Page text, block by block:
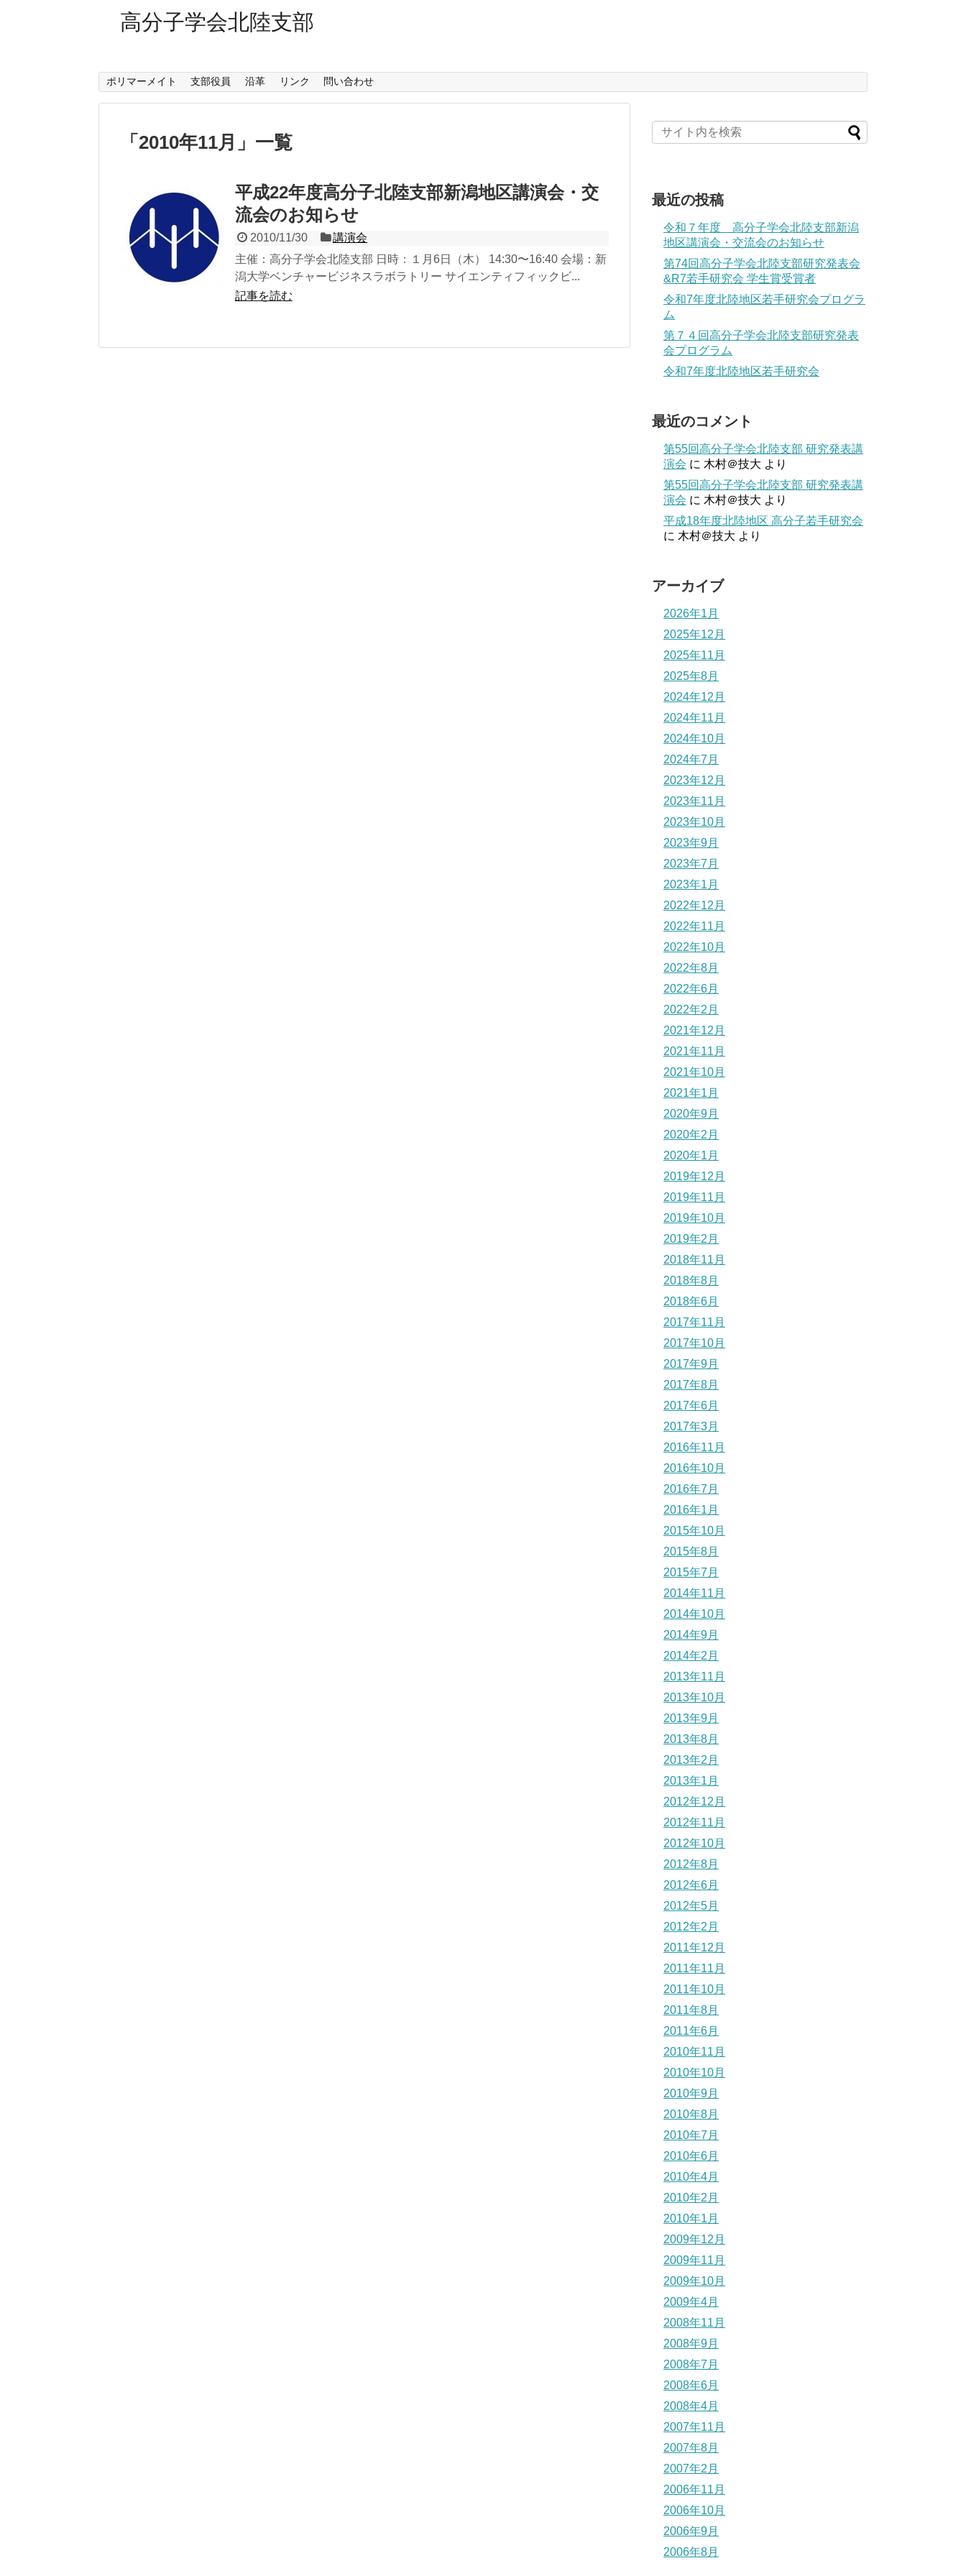
高分子学会北陸支部
ポリマーメイト 支部役員 沿革 リンク 問い合わせ
「 2010年11月 」 一覧
平成22年度高分子北陸支部新潟地区講演会・交
流会のお知らせ
2010/11/30
講演会
主催：高分子学会北陸支部 日時：１月6日（木） 14:30〜16:40 会場：新
潟大学ベンチャービジネスラボラトリー サイエンティフィックビ...
記事を読む
最近の投稿
令和７年度 高分子学会北陸支部新潟
地区講演会・交流会のお知らせ
第74回高分子学会北陸支部研究発表会
&R7若手研究会 学生賞受賞者
令和7年度北陸地区若手研究会プログラ
ム
第７４回高分子学会北陸支部研究発表
会プログラム
令和7年度北陸地区若手研究会
最近のコメント
第55回高分子学会北陸支部 研究発表講
演会 に 木村＠技大 より
第55回高分子学会北陸支部 研究発表講
演会 に 木村＠技大 より
平成18年度北陸地区 高分子若手研究会
に 木村＠技大 より
アーカイブ
2026年1月
2025年12月
2025年11月
2025年8月
2024年12月
2024年11月
2024年10月
2024年7月
2023年12月
2023年11月
2023年10月
2023年9月
2023年7月
2023年1月
2022年12月
2022年11月
2022年10月
2022年8月
2022年6月
2022年2月
2021年12月
2021年11月
2021年10月
2021年1月
2020年9月
2020年2月
2020年1月
2019年12月
2019年11月
2019年10月
2019年2月
2018年11月
2018年8月
2018年6月
2017年11月
2017年10月
2017年9月
2017年8月
2017年6月
2017年3月
2016年11月
2016年10月
2016年7月
2016年1月
2015年10月
2015年8月
2015年7月
2014年11月
2014年10月
2014年9月
2014年2月
2013年11月
2013年10月
2013年9月
2013年8月
2013年2月
2013年1月
2012年12月
2012年11月
2012年10月
2012年8月
2012年6月
2012年5月
2012年2月
2011年12月
2011年11月
2011年10月
2011年8月
2011年6月
2010年11月
2010年10月
2010年9月
2010年8月
2010年7月
2010年6月
2010年4月
2010年2月
2010年1月
2009年12月
2009年11月
2009年10月
2009年4月
2008年11月
2008年9月
2008年7月
2008年6月
2008年4月
2007年11月
2007年8月
2007年2月
2006年11月
2006年10月
2006年9月
2006年8月